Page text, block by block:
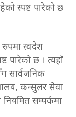
स्पष्ट पारेको छ
रुपमा स्वदेश
पारेको छ । त्यहाँ
सार्वजनिक
कन्सुलर सेवा
नियमित सम्पर्कमा